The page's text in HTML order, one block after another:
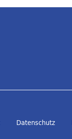
Datenschutz